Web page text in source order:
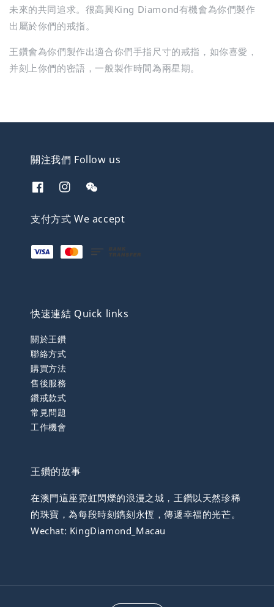
未來的共同追求。很高興King Diamond有機會為你們製作
出屬於你們的戒指。
王鑽會為你們製作出適合你們手指尺寸的戒指，如你喜愛，
并刻上你們的密語，一般製作時間為兩星期。
關注我們 Follow us
支付方式 We accept
快速連結 Quick links
關於王鑽
聯絡方式
購買方法
售後服務
鑽戒款式
常見問題
工作機會
王鑽的故事
在澳門這座霓虹閃爍的浪漫之城，王鑽以天然珍稀
的珠寶，為每段時刻鐫刻永恆，傳遞幸福的光芒。
Wechat: KingDiamond_Macau